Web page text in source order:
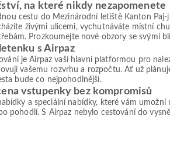
na které nikdy nezapomenete
cestu do Mezinárodní letiště Kanton
živými ulicemi, vychutnáváte místní
Prozkoumejte nové obzory se svými
s Airpaz
je Airpaz vaší hlavní platformou pro
vašemu rozvrhu a rozpočtu. Ať už
bude co nejpohodlnější.
vstupenky bez kompromisů
a speciální nabídky, které vám
pohodlí. S Airpaz nebylo cestování do